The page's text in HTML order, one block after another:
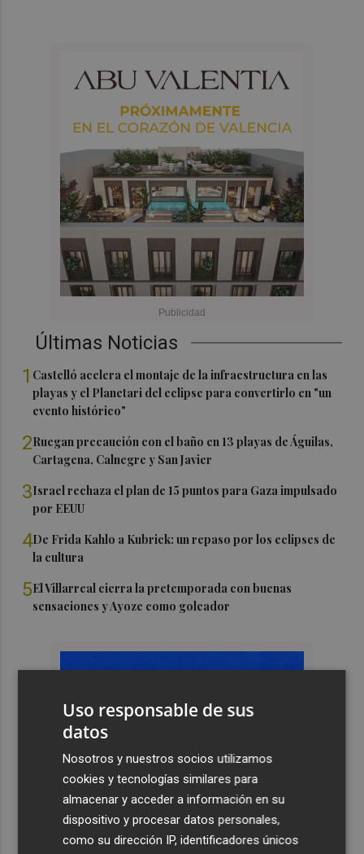
Últimas Noticias
1 Castelló acelera el montaje de la infraestructura en las
playas y el Planetari del eclipse para convertirlo en "un
evento histórico"
2Ruegan precaución con el baño en 13 playas de Águilas,
Cartagena, Calnegre y San Javier
3Israel rechaza el plan de 15 puntos para Gaza impulsado
por EEUU
4De Frida Kahlo a Kubrick: un repaso por los eclipses de
la cultura
5El Villarreal cierra la pretemporada con buenas
sensaciones y Ayoze como goleador
Uso responsable de sus
datos
Nosotros y nuestros socios utilizamos
cookies y tecnologías similares para
almacenar y acceder a información en su
dispositivo y procesar datos personales,
como su dirección IP, identificadores únicos